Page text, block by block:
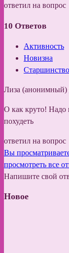
ответил на вопрос
10 Ответов
Активность
Новизна
Старшинство
Лиза (анонимный)
О как круто! Надо
похудеть
ответил на вопрос
Вы
просмотреть все
Напишите свой
Новое